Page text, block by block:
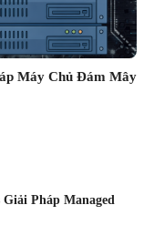
Máy Chủ Đám Mây
Giải Pháp Managed